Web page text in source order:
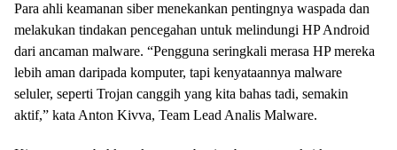
Para ahli keamanan siber menekankan pentingnya waspada dan
melakukan tindakan pencegahan untuk melindungi HP Android
dari ancaman malware. “Pengguna seringkali merasa HP mereka
lebih aman daripada komputer, tapi kenyataannya malware
seluler, seperti Trojan canggih yang kita bahas tadi, semakin
aktif,” kata Anton Kivva, Team Lead Analis Malware.